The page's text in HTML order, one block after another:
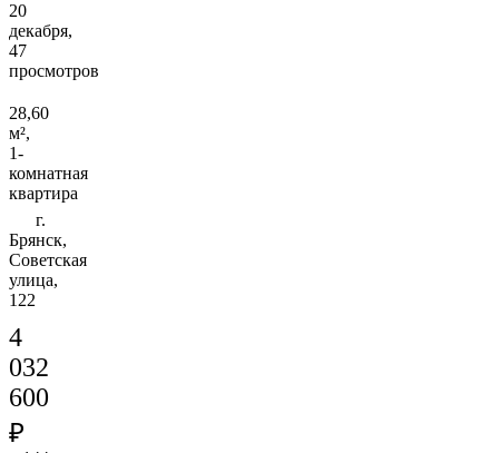
20
декабря,
47
просмотров
28,60
м²,
1-
комнатная
квартира
г.
Брянск,
Советская
улица,
122
4
032
600
₽